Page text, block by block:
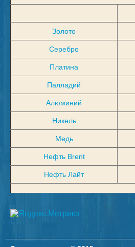
Золото
Серебро
Платина
Палладий
Алюминий
Никель
Медь
Нефть Brent
Нефть Лайт